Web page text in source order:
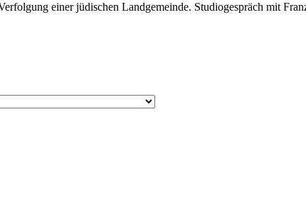
einer jüdischen Landgemeinde. Studiogespräch mit